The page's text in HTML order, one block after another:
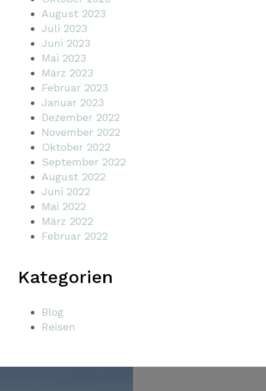
August 2023
Juli 2023
Juni 2023
Mai 2023
März 2023
Februar 2023
Januar 2023
Dezember 2022
November 2022
Oktober 2022
September 2022
August 2022
Juni 2022
Mai 2022
März 2022
Februar 2022
Kategorien
Blog
Reisen